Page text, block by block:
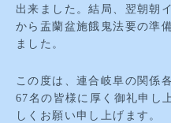
出来ました。結局、翌朝朝
から盂蘭盆施餓鬼法要の準
ました。
この度は、連合岐阜の関係
67名の皆様に厚く御礼申し
しくお願い申し上げます。